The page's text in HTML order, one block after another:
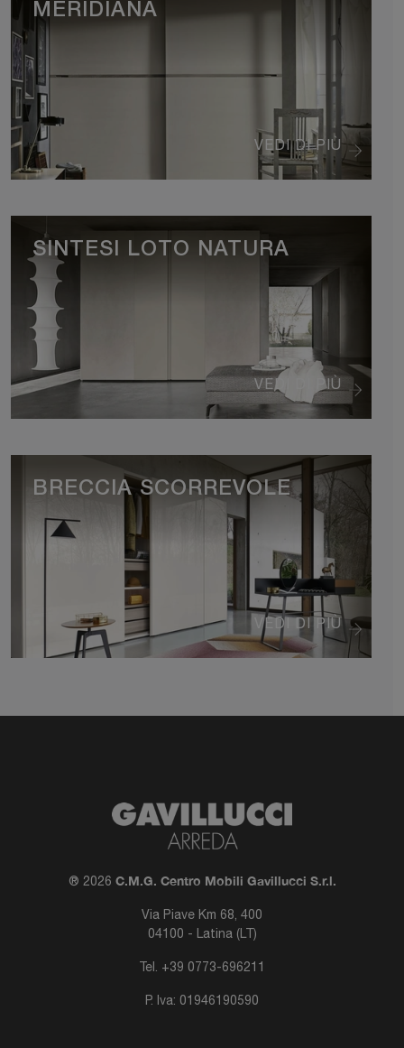
VEDI DI PIÙ
MERIDIANA
VEDI DI PIÙ
SINTESI LOTO NATURA
VEDI DI PIÙ
BRECCIA SCORREVOLE
® 2026 C.M.G. Centro Mobili Gavillucci S.r.l.
Via Piave Km 68, 400
04100 - Latina (LT)
Tel. +39 0773-696211
P. Iva: 01946190590